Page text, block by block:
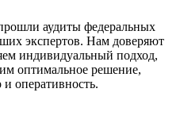
аудиты федеральных
экспертов. Нам доверяют
индивидуальный подход,
оптимальное решение,
и оперативность.